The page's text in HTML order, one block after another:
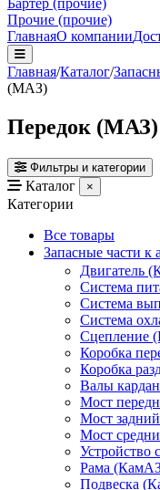
Бартер (прочие)
Прочие (прочие)
ГлавнаяО компании
Главная/Каталог/
(МАЗ)
Передок (МАЗ)
Фильтры и категории
Каталог ×
Категории
Все товары
Запасные части
Двигатель
Система
Система
Система
Сцепление
Коробка
Коробка
Валы
Мост
Мост
Мост
Устройство
Рама
Подвеска